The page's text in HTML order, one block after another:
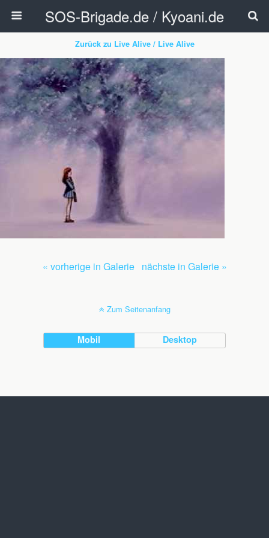
SOS-Brigade.de / Kyoani.de
Zurück zu Live Alive / Live Alive
« vorherige in Galerie nächste in Galerie »
Zum Seitenanfang
Mobil Desktop